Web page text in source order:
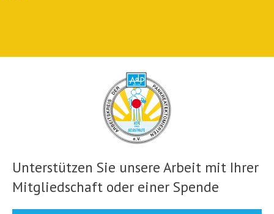
Unterstützen Sie unsere Arbeit mit Ihrer
Mitgliedschaft oder einer Spende